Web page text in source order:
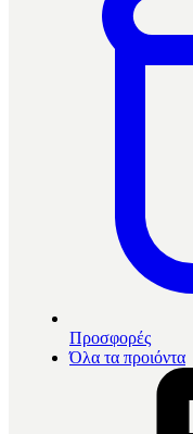
Προσφορές
Όλα τα προιόντα